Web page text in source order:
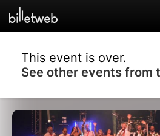
This event is over.
See other events from